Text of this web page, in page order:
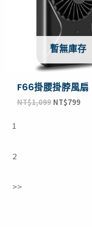
暫無庫存
F66掛腰掛脖風扇
NT$1,099 NT$799
1
2
>>